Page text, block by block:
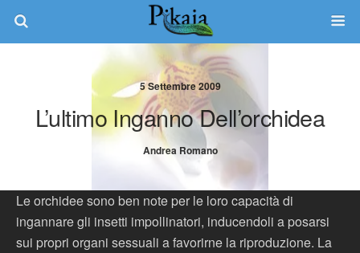
5 Settembre 2009
L’ultimo Inganno Dell’orchidea
Andrea Romano
Le orchidee sono ben note per le loro capacità di
ingannare gli insetti impollinatori, inducendoli a posarsi
sui propri organi sessuali a favorirne la riproduzione. La